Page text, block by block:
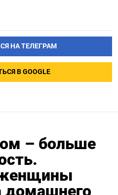
НА ТЕЛЕГРАМ
В GOOGLE
– больше
домашнего